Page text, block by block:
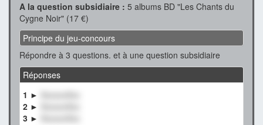
A la question subsidiaire : 5 albums BD "Les Chants du
Cygne Noir" (17 €)
Principe du jeu-concours
Répondre à 3 questions. et à une question subsidiaire
Réponses
1 ►
2 ►
3 ►